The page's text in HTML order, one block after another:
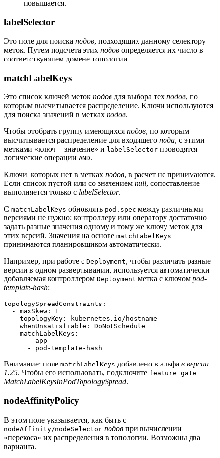
повышается.
labelSelector
Это поле для поиска подов, подходящих данному селектору
меток. Путем подсчета этих подов определяется их число в
соответствующем домене топологии.
matchLabelKeys
Это список ключей меток подов для выбора тех подов, по
которым высчитывается распределение. Ключи используются
для поиска значений в метках подов.
Чтобы отобрать группу имеющихся подов, по которым
высчитывается распределение для входящего пода, с этими
метками «ключ — значение» и labelSelector проводятся
логические операции AND.
Ключи, которых нет в метках подов, в расчет не принимаются.
Если список пустой или со значением null, сопоставление
выполняется только с labelSelector.
С matchLabelKeys обновлять pod.spec между различными
версиями не нужно: контроллеру или оператору достаточно
задать разные значения одному и тому же ключу меток для
этих версий. Значения на основе matchLabelKeys
принимаются планировщиком автоматически.
Например, при работе с Deployment, чтобы различать разные
версии в одном развертывании, используется автоматически
добавляемая контроллером Deployment метка с ключом pod-
template-hash:
topologySpreadConstraints:
  - maxSkew: 1
    topologyKey: kubernetes.io/hostname
    whenUnsatisfiable: DoNotSchedule
    matchLabelKeys:
      - app
      - pod-template-hash
Внимание: поле matchLabelKeys добавлено в альфа в версии
1.25. Чтобы его использовать, подключите feature gate
MatchLabelKeysInPodTopologySpread.
nodeAffinityPolicy
В этом поле указывается, как быть с
nodeAffinity/nodeSelector подов при вычислении
«перекоса» их распределения в топологии. Возможны два
варианта.